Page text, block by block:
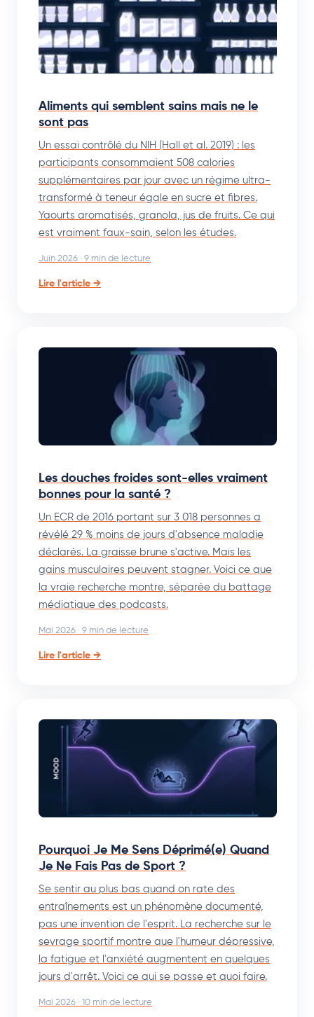
Aliments qui semblent sains mais ne le
sont pas
Un essai contrôlé du NIH (Hall et al. 2019) : les
participants consommaient 508 calories
supplémentaires par jour avec un régime ultra-
transformé à teneur égale en sucre et fibres.
Yaourts aromatisés, granola, jus de fruits. Ce qui
est vraiment faux-sain, selon les études.
Juin 2026 · 9 min de lecture
Lire l'article →
Les douches froides sont-elles vraiment
bonnes pour la santé ?
Un ECR de 2016 portant sur 3 018 personnes a
révélé 29 % moins de jours d'absence maladie
déclarés. La graisse brune s'active. Mais les
gains musculaires peuvent stagner. Voici ce que
la vraie recherche montre, séparée du battage
médiatique des podcasts.
Mai 2026 · 9 min de lecture
Lire l'article →
Pourquoi Je Me Sens Déprimé(e) Quand
Je Ne Fais Pas de Sport ?
Se sentir au plus bas quand on rate des
entraînements est un phénomène documenté,
pas une invention de l'esprit. La recherche sur le
sevrage sportif montre que l'humeur dépressive,
la fatigue et l'anxiété augmentent en quelques
jours d'arrêt. Voici ce qui se passe et quoi faire.
Mai 2026 · 10 min de lecture